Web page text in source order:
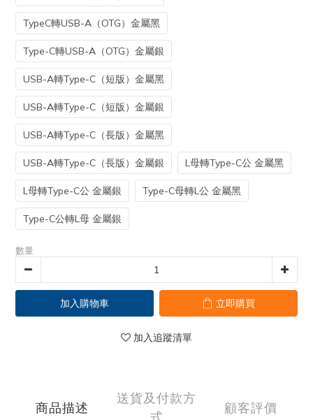
TypeC轉USB-A（OTG）金屬黑
Type-C轉USB-A（OTG）金屬銀
USB-A轉Type-C（短版）金屬黑
USB-A轉Type-C（短版）金屬銀
USB-A轉Type-C（長版）金屬黑
USB-A轉Type-C（長版）金屬銀 L母轉Type-C公 金屬黑
L母轉Type-C公 金屬銀 Type-C母轉L公 金屬黑
Type-C公轉L母 金屬銀
數量
加入購物車 立即購買
加入追蹤清單
商品描述
送貨及付款方
顧客評價